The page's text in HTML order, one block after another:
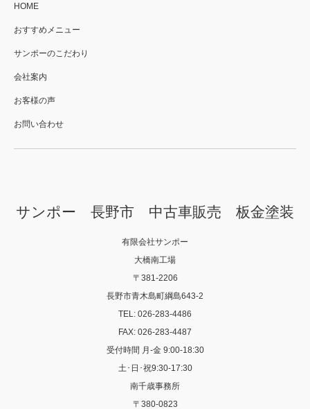
HOME
おすすめメニュー
サンポーのこだわり
会社案内
お客様の声
お問い合わせ
サンポー 長野市 中古車販売 板金塗装
有限会社サンポー
大橋南工場
〒381-2206
長野市青木島町綱島643-2
TEL: 026-283-4486
FAX: 026-283-4487
受付時間 月-金 9:00-18:30
土･日･祝9:30-17:30
南千歳事務所
〒380-0823